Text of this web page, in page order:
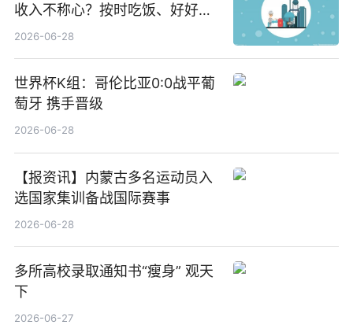
收入不称心？按时吃饭、好好睡
觉
2026-06-28
世界杯K组：哥伦比亚0:0战平葡
萄牙 携手晋级
2026-06-28
【报资讯】内蒙古多名运动员入
选国家集训备战国际赛事
2026-06-28
多所高校录取通知书“瘦身” 观天
下
2026-06-27